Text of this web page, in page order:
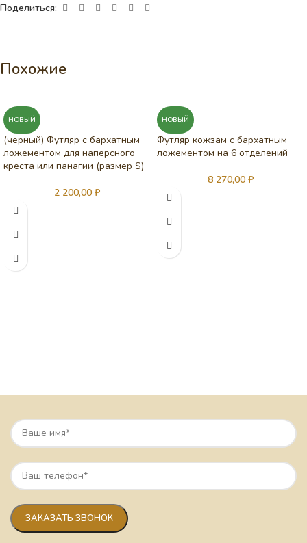
Поделиться:
Похожие
НОВЫЙ
(черный) Футляр с бархатным
ложементом для наперсного
креста или панагии (размер S)
2 200,00 ₽
НОВЫЙ
Футляр кожзам с бархатным
ложементом на 6 отделений
8 270,00 ₽